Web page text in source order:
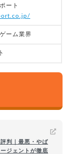
ート
ーム業界
判｜最悪・やば
ジェントが徹底